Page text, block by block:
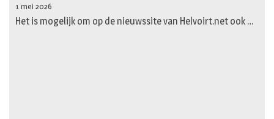
1 mei 2026
Het is mogelijk om op de nieuwssite van Helvoirt.net ook …